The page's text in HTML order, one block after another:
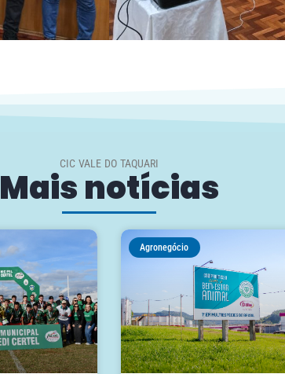
CIC VALE DO TAQUARI
Mais notícias
Agronegócio